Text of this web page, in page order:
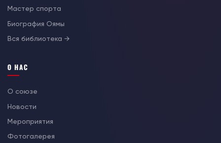
Мастер спорта
Биография Оямы
Вся библиотека →
О НАС
О союзе
Новости
Мероприятия
Фотогалерея